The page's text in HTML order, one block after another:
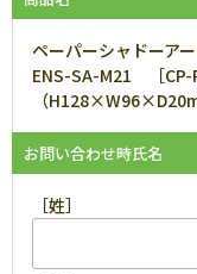
ペーパーシャドーア
ENS-SA-M21 ［CP-
（
お問い合わせ時氏名
［姓］